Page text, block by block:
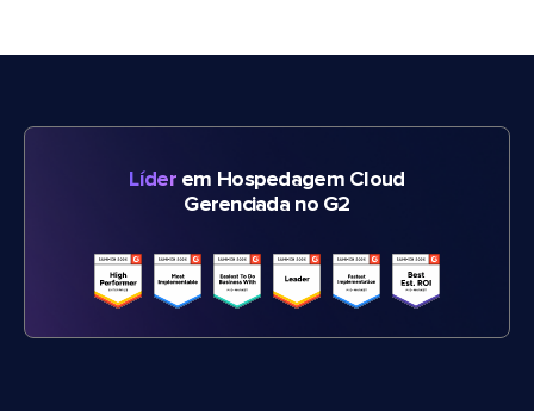
Líderem Hospedagem Cloud
Gerenciada no G2